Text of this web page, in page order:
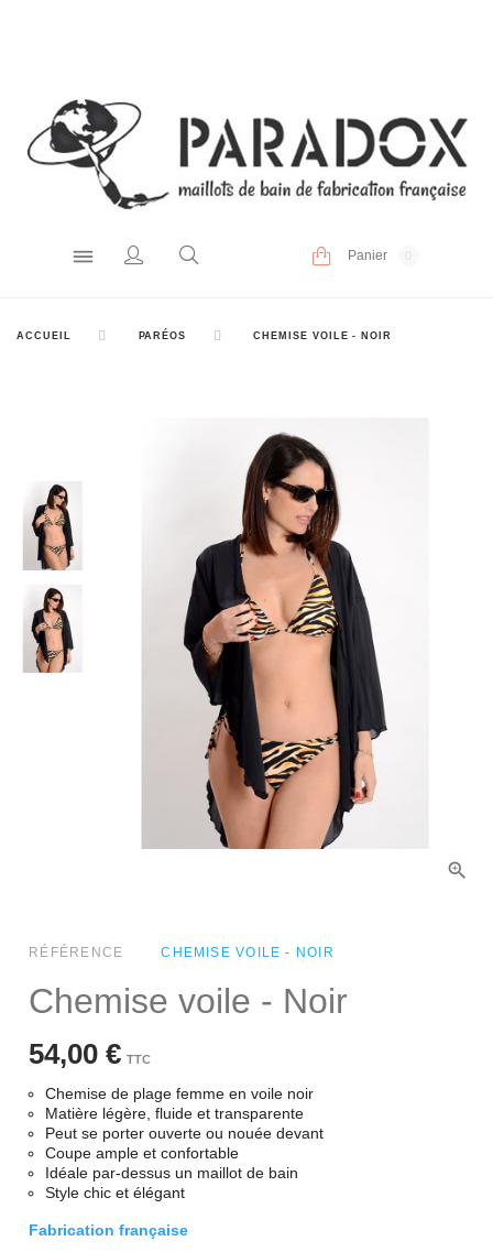
Panier
ACCUEIL PARÉOS CHEMISE VOILE - NOIR
RÉFÉRENCE CHEMISE VOILE - NOIR
Chemise voile - Noir
54,00 € TTC
Chemise de plage femme en voile noir
Matière légère, fluide et transparente
Peut se porter ouverte ou nouée devant
Coupe ample et confortable
Idéale par-dessus un maillot de bain
Style chic et élégant
Fabrication française